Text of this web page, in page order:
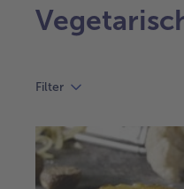
Filter
erfolgreich
aktualisiert